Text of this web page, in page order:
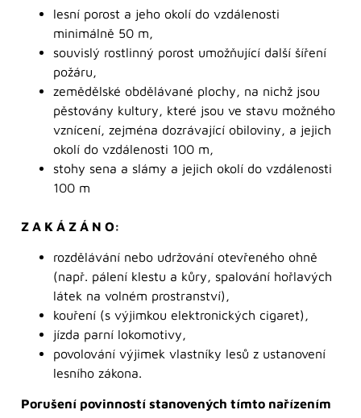
lesní porost a jeho okolí do vzdálenosti
minimálně 50 m,
souvislý rostlinný porost umožňující další šíření
požáru,
zemědělské obdělávané plochy, na nichž jsou
pěstovány kultury, které jsou ve stavu možného
vznícení, zejména dozrávající obiloviny, a jejich
okolí do vzdálenosti 100 m,
stohy sena a slámy a jejich okolí do vzdálenosti
100 m
Z A K Á Z Á N O:
rozdělávání nebo udržování otevřeného ohně
(např. pálení klestu a kůry, spalování hořlavých
látek na volném prostranství),
kouření (s výjimkou elektronických cigaret),
jízda parní lokomotivy,
povolování výjimek vlastníky lesů z ustanovení
lesního zákona.
Porušení povinností stanovených tímto nařízením